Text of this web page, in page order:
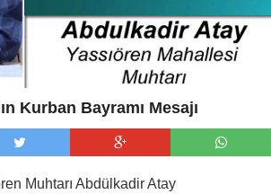
Kurban Bayramı Mesajı
Muhtarı Abdülkadir Atay